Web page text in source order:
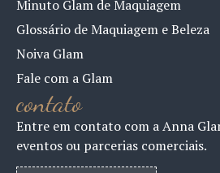
Minuto Glam de Maquiagem
Glossário de Maquiagem e Beleza
Noiva Glam
Fale com a Glam
contato
Entre em contato com a Anna
eventos ou parcerias comerciais.